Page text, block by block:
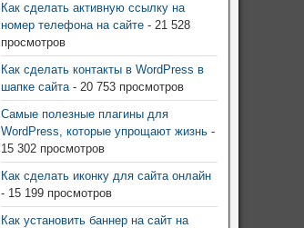
Как сделать активную ссылку на
номер телефона на сайте - 21 528
просмотров
Как сделать контакты в WordPress в
шапке сайта- 20 753 просмотров
Самые полезные плагины для
WordPress, которые упрощают жизнь -
15 302 просмотров
Как сделать иконку для сайта онлайн
- 15 199 просмотров
Как установить баннер на сайт на